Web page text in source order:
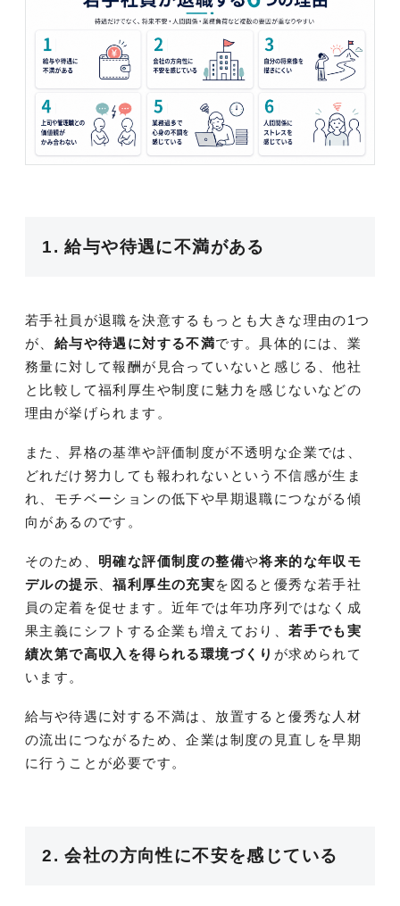
1. 給与や待遇に不満がある
若手社員が退職を決意するもっとも大きな理由の1つ
が、 給与や待遇に対する不満です。具体的には、業
務量に対して報酬が見合っていないと感じる、他社
と比較して福利厚生や制度に魅力を感じないなどの
理由が挙げられます。
また、昇格の基準や評価制度が不透明な企業では、
どれだけ努力しても報われないという不信感が生ま
れ、モチベーションの低下や早期退職につながる傾
向があるのです。
そのため、 明確な評価制度の整備や将来的な年収モ
デルの提示 、福利厚生の充実を図ると優秀な若手社
員の定着を促せます。近年では年功序列ではなく成
果主義にシフトする企業も増えており、若手でも実
績次第で高収入を得られる環境づくり が求められて
います。
給与や待遇に対する不満は、放置すると優秀な人材
の流出につながるため、企業は制度の見直しを早期
に行うことが必要です。
2. 会社の方向性に不安を感じている